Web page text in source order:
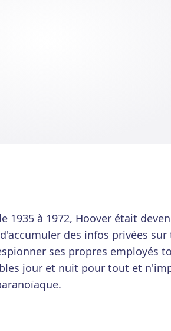
1935 à 1972, Hoover était
des infos privées
ses propres employés
jour et nuit pour tout et